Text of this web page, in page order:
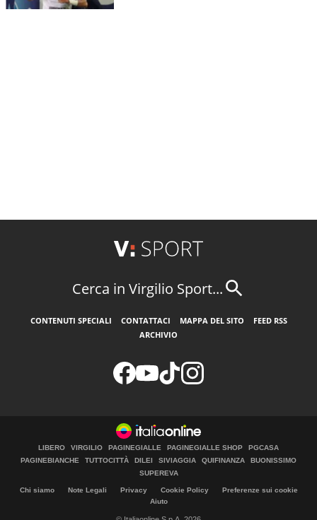
Cerca in Virgilio Sport...
CONTENUTI SPECIALI CONTATTACI MAPPA DEL SITO
FEED RSS
ARCHIVIO
LIBERO VIRGILIO PAGINEGIALLE PAGINEGIALLE SHOP
PGCASA
PAGINEBIANCHE
TUTTOCITTÀ DILEI SIVIAGGIA QUIFINANZA
BUONISSIMO
SUPEREVA
Chi siamo Note Legali Privacy Cookie Policy
Preferenze sui cookie
Aiuto